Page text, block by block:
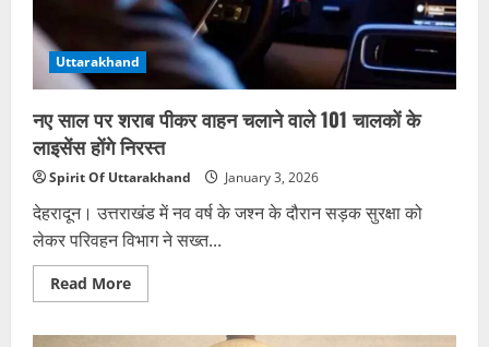
Uttarakhand
नए साल पर शराब पीकर वाहन चलाने वाले 101 चालकों के
लाइसेंस होंगे निरस्त
Spirit Of Uttarakhand January 3, 2026
देहरादून। उत्तराखंड में नव वर्ष के जश्न के दौरान सड़क सुरक्षा को
लेकर परिवहन विभाग ने सख्त...
Read MoreRead
more